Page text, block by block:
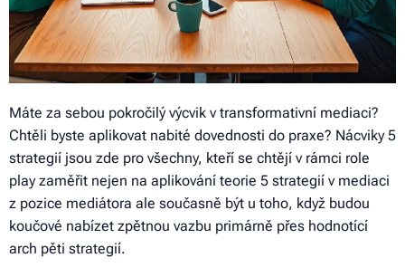
Máte za sebou pokročilý výcvik v transformativní mediaci?
Chtěli byste aplikovat nabité dovednosti do praxe? Nácviky 5
strategií jsou zde pro všechny, kteří se chtějí v rámci role
play zaměřit nejen na aplikování teorie 5 strategií v mediaci
z pozice mediátora ale současně být u toho, když budou
koučové nabízet zpětnou vazbu primárně přes hodnotící
arch pěti strategií.